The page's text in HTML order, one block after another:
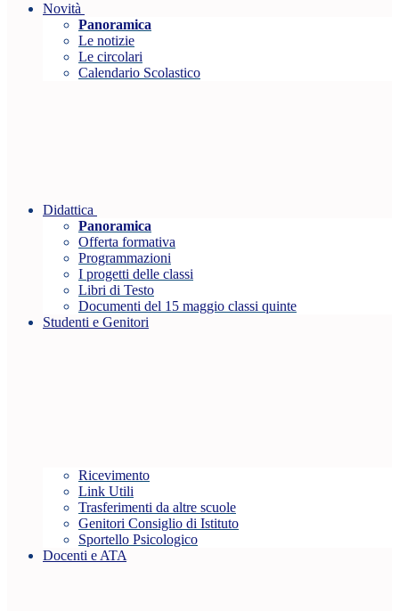
Novità
Panoramica
Le notizie
Le circolari
Calendario Scolastico
Didattica
Panoramica
Offerta formativa
Programmazioni
I progetti delle classi
Libri di Testo
Documenti del 15 maggio classi quinte
Studenti e Genitori
Ricevimento
Link Utili
Trasferimenti da altre scuole
Genitori Consiglio di Istituto
Sportello Psicologico
Docenti e ATA